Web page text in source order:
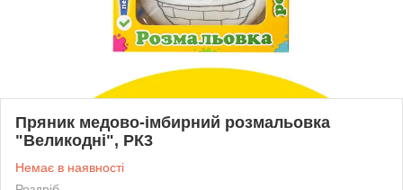
Пряник медово-імбирний розмальовка
"Великодні", РК3
Немає в наявності